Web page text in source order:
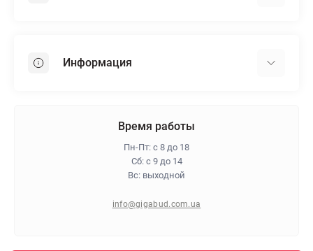
Пенопласт
Информация
Политика конфиденциальности
Время работы
Пн-Пт: с 8 до 18
Сб: с 9 до 14
Вс: выходной
info@gigabud.com.ua